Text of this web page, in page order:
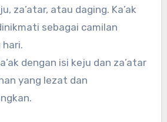
za’atar, atau daging. Ka’ak
sebagai camilan
hari.
dengan isi keju dan za’atar
yang lezat dan